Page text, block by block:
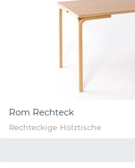
Rom Rechteck
Rechteckige Holztische